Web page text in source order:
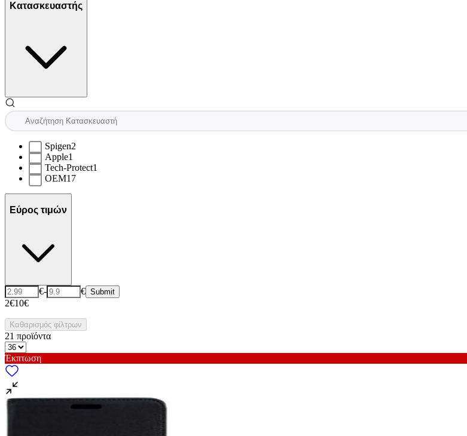
Κατασκευαστής
Spigen2
Apple1
Tech-Protect1
OEM17
Εύρος τιμών
€- € Submit
2€10€
Καθαρισμός φίλτρων
21 προϊόντα
Έκπτωση